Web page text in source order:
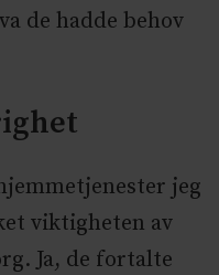
de hadde behov
jeg
viktigheten av
Ja, de fortalte